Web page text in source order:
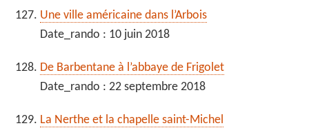
Une ville américaine dans l’Arbois
Date_rando : 10 juin 2018
De Barbentane à l’abbaye de Frigolet
Date_rando : 22 septembre 2018
La Nerthe et la chapelle saint-Michel